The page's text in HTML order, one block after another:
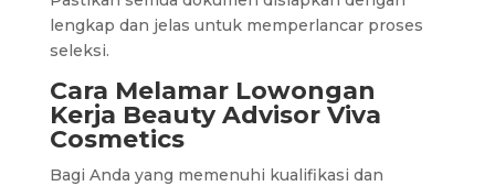
lengkap dan jelas untuk memperlancar proses
seleksi.
Cara Melamar Lowongan
Kerja Beauty Advisor Viva
Cosmetics
Bagi Anda yang memenuhi kualifikasi dan